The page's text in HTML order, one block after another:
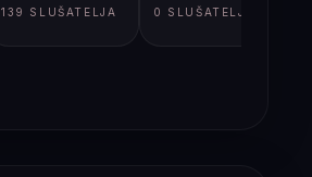
139 SLUŠATELJA 0 SLUŠATELJA